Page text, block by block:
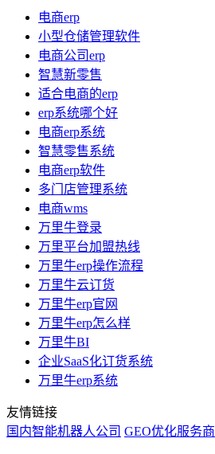
电商erp
小型仓储管理软件
电商公司erp
智慧新零售
适合电商的erp
erp系统哪个好
电商erp系统
智慧零售系统
电商erp软件
多门店管理系统
电商wms
万里牛登录
万里平台加盟热线
万里牛erp操作流程
万里牛云订货
万里牛erp官网
万里牛erp怎么样
万里牛BI
企业SaaS化订货系统
万里牛erp系统
友情链接
国内智能机器人公司 GEO优化服务商